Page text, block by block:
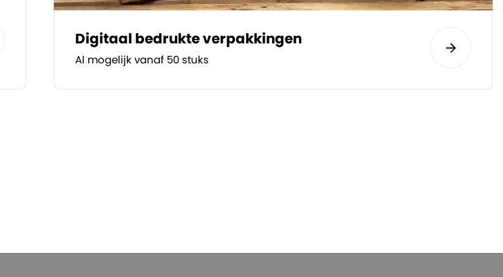
Digitaal bedrukte verpakkingen
Al mogelijk vanaf 50 stuks